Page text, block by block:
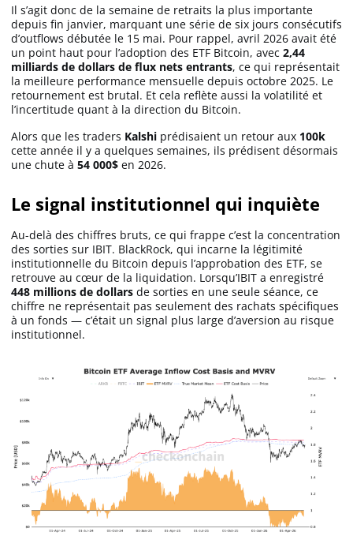
Il s’agit donc de la semaine de retraits la plus importante
depuis fin janvier, marquant une série de six jours consécutifs
d’outflows débutée le 15 mai. Pour rappel, avril 2026 avait été
un point haut pour l’adoption des ETF Bitcoin, avec 2,44
milliards de dollars de flux nets entrants, ce qui représentait
la meilleure performance mensuelle depuis octobre 2025. Le
retournement est brutal. Et cela reflète aussi la volatilité et
l’incertitude quant à la direction du Bitcoin.
Alors que les traders Kalshi prédisaient un retour aux 100k
cette année il y a quelques semaines, ils prédisent désormais
une chute à 54 000$ en 2026.
Le signal institutionnel qui inquiète
Au-delà des chiffres bruts, ce qui frappe c’est la concentration
des sorties sur IBIT. BlackRock, qui incarne la légitimité
institutionnelle du Bitcoin depuis l’approbation des ETF, se
retrouve au cœur de la liquidation. Lorsqu’IBIT a enregistré
448 millions de dollars de sorties en une seule séance, ce
chiffre ne représentait pas seulement des rachats spécifiques
à un fonds — c’était un signal plus large d’aversion au risque
institutionnel.